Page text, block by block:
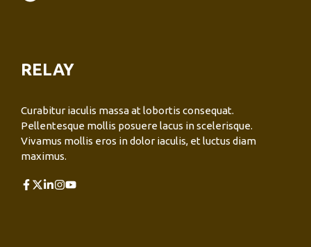
RELAY
Curabitur iaculis massa at lobortis consequat.
Pellentesque mollis posuere lacus in scelerisque.
Vivamus mollis eros in dolor iaculis, et luctus diam
maximus.